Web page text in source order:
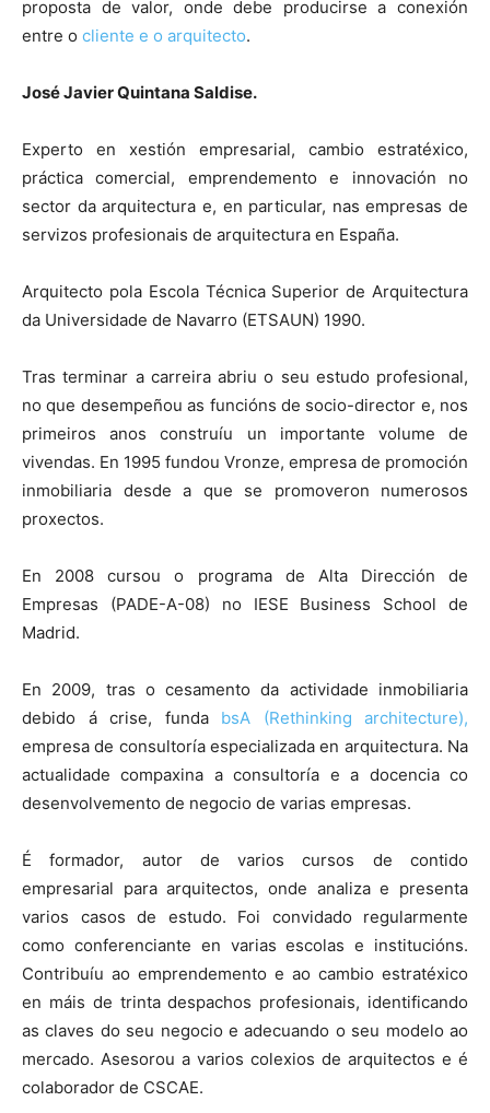
proposta de valor, onde debe producirse a conexión
entre o cliente e o arquitecto.
José Javier Quintana Saldise.
Experto en xestión empresarial, cambio estratéxico,
práctica comercial, emprendemento e innovación no
sector da arquitectura e, en particular, nas empresas de
servizos profesionais de arquitectura en España.
Arquitecto pola Escola Técnica Superior de Arquitectura
da Universidade de Navarro (ETSAUN) 1990.
Tras terminar a carreira abriu o seu estudo profesional,
no que desempeñou as funcións de socio-director e, nos
primeiros anos construíu un importante volume de
vivendas. En 1995 fundou Vronze, empresa de promoción
inmobiliaria desde a que se promoveron numerosos
proxectos.
En 2008 cursou o programa de Alta Dirección de
Empresas (PADE-A-08) no IESE Business School de
Madrid.
En 2009, tras o cesamento da actividade inmobiliaria
debido á crise, funda bsA (Rethinking architecture),
empresa de consultoría especializada en arquitectura. Na
actualidade compaxina a consultoría e a docencia co
desenvolvemento de negocio de varias empresas.
É formador, autor de varios cursos de contido
empresarial para arquitectos, onde analiza e presenta
varios casos de estudo. Foi convidado regularmente
como conferenciante en varias escolas e institucións.
Contribuíu ao emprendemento e ao cambio estratéxico
en máis de trinta despachos profesionais, identificando
as claves do seu negocio e adecuando o seu modelo ao
mercado. Asesorou a varios colexios de arquitectos e é
colaborador de CSCAE.